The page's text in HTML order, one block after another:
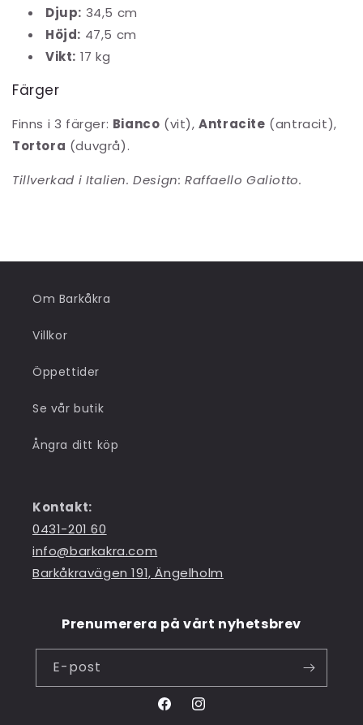
Djup: 34,5 cm
Höjd: 47,5 cm
Vikt: 17 kg
Färger
Finns i 3 färger: Bianco (vit),Antracite (antracit),
Tortora (duvgrå).
Tillverkad i Italien. Design: Raffaello Galiotto.
Om Barkåkra
Villkor
Öppettider
Se vår butik
Ångra ditt köp
Kontakt:
0431-201 60
info@barkakra.com
Barkåkravägen 191, Ängelholm
Prenumerera på vårt nyhetsbrev
E-post
FacebookInstagram